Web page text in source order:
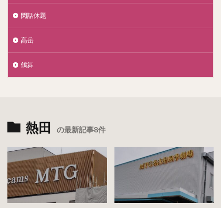
閑話休題
高岳
鶴舞
熱田 の最新記事8件